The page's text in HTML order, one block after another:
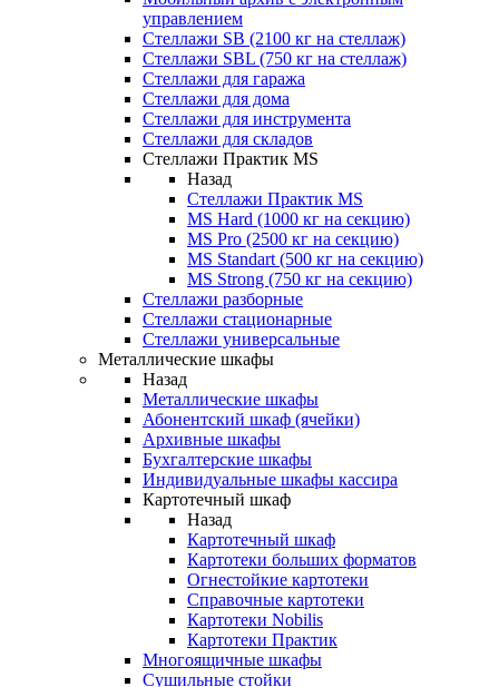
управлением
Стеллажи SB (2100 кг на стеллаж)
Стеллажи SBL (750 кг на стеллаж)
Стеллажи для гаража
Стеллажи для дома
Стеллажи для инструмента
Стеллажи для складов
Стеллажи Практик MS
Назад
Стеллажи Практик MS
MS Hard (1000 кг на секцию)
MS Pro (2500 кг на секцию)
MS Standart (500 кг на секцию)
MS Strong (750 кг на секцию)
Стеллажи разборные
Стеллажи стационарные
Стеллажи универсальные
Металлические шкафы
Назад
Металлические шкафы
Абонентский шкаф (ячейки)
Архивные шкафы
Бухгалтерские шкафы
Индивидуальные шкафы кассира
Картотечный шкаф
Назад
Картотечный шкаф
Картотеки больших форматов
Огнестойкие картотеки
Справочные картотеки
Картотеки Nobilis
Картотеки Практик
Многоящичные шкафы
Сушильные стойки